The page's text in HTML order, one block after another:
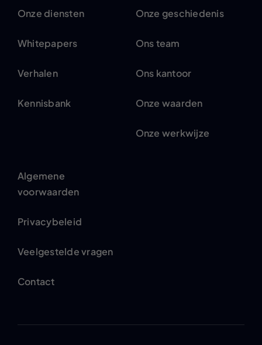
Onze diensten
Whitepapers
Verhalen
Kennisbank
Onze geschiedenis
Ons team
Ons kantoor
Onze waarden
Onze werkwijze
Algemene
voorwaarden
Privacybeleid
Veelgestelde vragen
Contact